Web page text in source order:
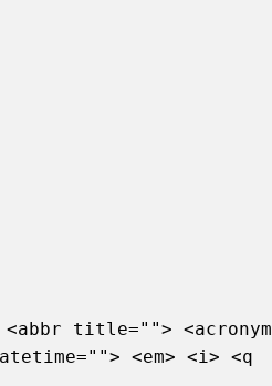
title=""> <acronym
<em> <i> <q